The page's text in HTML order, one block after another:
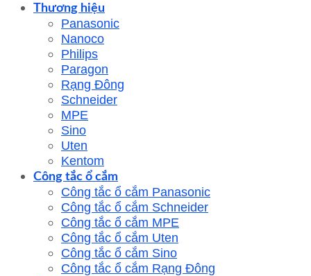
Thương hiệu
Panasonic
Nanoco
Philips
Paragon
Rạng Đông
Schneider
MPE
Sino
Uten
Kentom
Công tắc ổ cắm
Công tắc ổ cắm Panasonic
Công tắc ổ cắm Schneider
Công tắc ổ cắm MPE
Công tắc ổ cắm Uten
Công tắc ổ cắm Sino
Công tắc ổ cắm Rạng Đông